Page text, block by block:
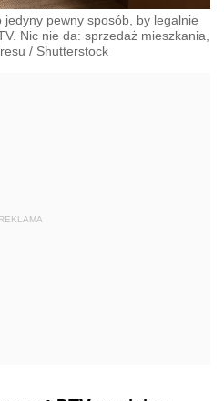
pewny sposób, by legalnie
Nic nie da: sprzedaż mieszkania,
/ Shutterstock